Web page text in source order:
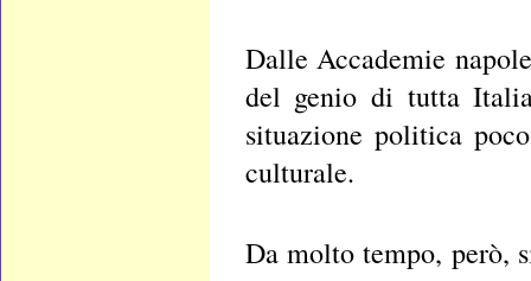
Dalle Accademie
del genio di tutta
situazione politica
culturale.
Da molto tempo, però,